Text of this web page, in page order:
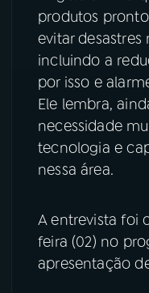
produtos
evitar desastres
incluindo a
por isso e
Ele lembra,
necessidade
tecnologia e
nessa área.
A entrevista foi
feira (02) no
apresentação